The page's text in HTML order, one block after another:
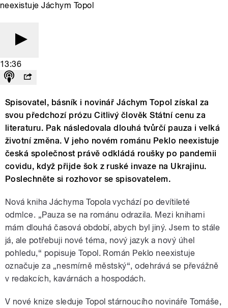
neexistuje Jáchym Topol
13:36
Spisovatel, básník i novinář Jáchym Topol získal za
svou předchozí prózu Citlivý člověk Státní cenu za
literaturu. Pak následovala dlouhá tvůrčí pauza i velká
životní změna. V jeho novém románu Peklo neexistuje
česká společnost právě odkládá roušky po pandemii
covidu, když přijde šok z ruské invaze na Ukrajinu.
Poslechněte si rozhovor se spisovatelem.
Nová kniha Jáchyma Topola vychází po devítileté
odmlce. „Pauza se na románu odrazila. Mezi knihami
mám dlouhá časová období, abych byl jiný. Jsem to stále
já, ale potřebuji nové téma, nový jazyk a nový úhel
pohledu,“ popisuje Topol. Román Peklo neexistuje
označuje za „nesmírně městský“, odehrává se převážně
v redakcích, kavárnách a hospodách.
V nové knize sleduje Topol stárnoucího novináře Tomáše,